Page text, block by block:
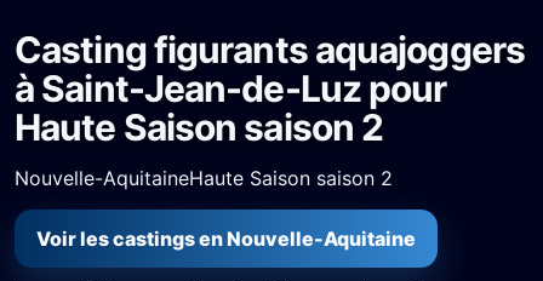
Casting figurants aquajoggers
à Saint-Jean-de-Luz pour
Haute Saison saison 2
Nouvelle-AquitaineHaute Saison saison 2
Voir les castings en Nouvelle-Aquitaine